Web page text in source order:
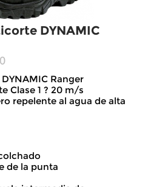
DYNAMIC
Ranger
Clase 1 ? 20 m/s
repelente al agua de alta
de la punta